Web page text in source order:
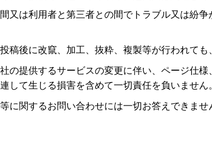
又は利用者と第三者との間でトラブル又は紛
後に改竄、加工、抜粋、複製等が行われても
の提供するサービスの変更に伴い、ページ仕
して生じる損害を含めて一切責任を負いません
に関するお問い合わせには一切お答えできませ